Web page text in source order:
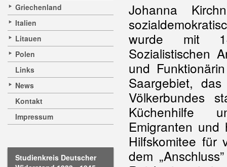
Griechenland
Italien
Litauen
Polen
Links
News
Kontakt
Impressum
Studienkreis Deutscher
Johanna
wurde mit
Sozialistischen
und
Saargebiet,
Völkerbundes
Küchenhilfe
Emigranten
Hilfskomitee für
dem